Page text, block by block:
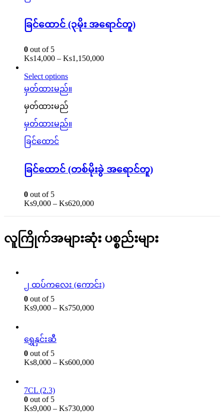
ခြင်ထောင် (၃မိုး အရောင်တူ)
0 out of 5
Ks14,000 – Ks1,150,000
Select options
မှတ်ထားမည်။
မှတ်ထားမည်
မှတ်ထားမည်။
ခြင်ထောင်
ခြင်ထောင် (တစ်မိုးခွဲ အရောင်တူ)
0 out of 5
Ks9,000 – Ks620,000
လူကြိုက်အများဆုံး ပစ္စည်းများ
၂ ထပ်ကလေး (ကောင်း)
0 out of 5
Ks9,000 – Ks750,000
ရွှေနှင်းဆီ
0 out of 5
Ks8,000 – Ks600,000
7CL (2.3)
0 out of 5
Ks9,000 – Ks730,000